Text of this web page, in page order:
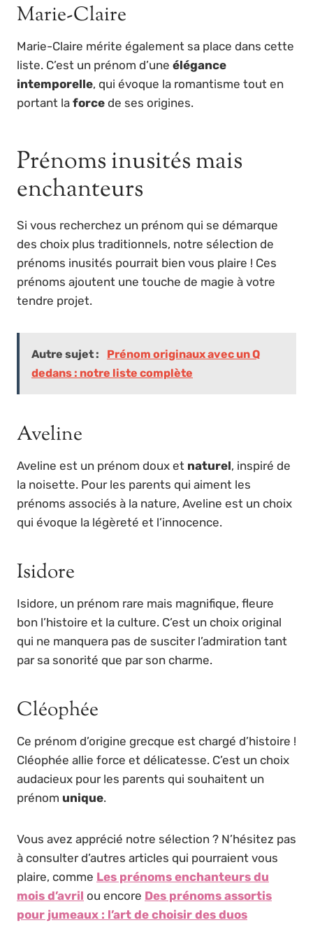
Marie-Claire
Marie-Claire mérite également sa place dans cette
liste. C’est un prénom d’une élégance
intemporelle, qui évoque la romantisme tout en
portant la force de ses origines.
Prénoms inusités mais
enchanteurs
Si vous recherchez un prénom qui se démarque
des choix plus traditionnels, notre sélection de
prénoms inusités pourrait bien vous plaire ! Ces
prénoms ajoutent une touche de magie à votre
tendre projet.
Autre sujet :
Prénom originaux avec un Q
dedans : notre liste complète
Aveline
Aveline est un prénom doux et naturel, inspiré de
la noisette. Pour les parents qui aiment les
prénoms associés à la nature, Aveline est un choix
qui évoque la légèreté et l’innocence.
Isidore
Isidore, un prénom rare mais magnifique, fleure
bon l’histoire et la culture. C’est un choix original
qui ne manquera pas de susciter l’admiration tant
par sa sonorité que par son charme.
Cléophée
Ce prénom d’origine grecque est chargé d’histoire !
Cléophée allie force et délicatesse. C’est un choix
audacieux pour les parents qui souhaitent un
prénom unique.
Vous avez apprécié notre sélection ? N’hésitez pas
à consulter d’autres articles qui pourraient vous
plaire, comme Les prénoms enchanteurs du
mois d’avril ou encore Des prénoms assortis
pour jumeaux : l’art de choisir des duos